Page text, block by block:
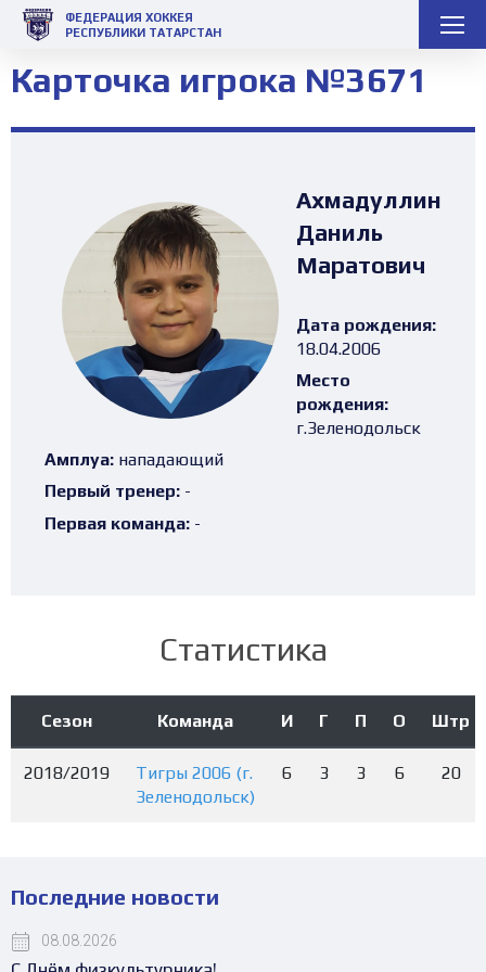
ФЕДЕРАЦИЯ ХОККЕЯ
РЕСПУБЛИКИ ТАТАРСТАН
Карточка игрока №3671
Ахмадуллин
Даниль
Маратович
Дата рождения:
18.04.2006
Место
рождения:
г.Зеленодольск
Амплуа: нападающий
Первый тренер: -
Первая команда: -
Статистика
Сезон Команда И Г П О Штр
2018/2019
Тигры 2006 (г.
Зеленодольск)
6 3 3 6 20
Последние новости
08.08.2026